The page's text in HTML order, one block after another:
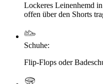
Lockeres Leinenhemd
offen über den Shorts
Schuhe:
Flip-Flops oder